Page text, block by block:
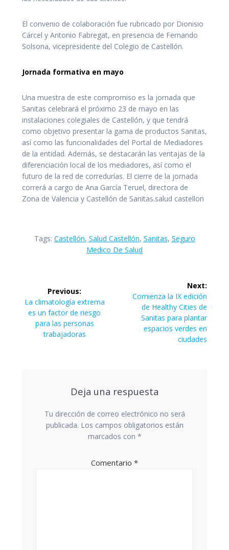
El convenio de colaboración fue rubricado por Dionisio
Cárcel y Antonio Fabregat, en presencia de Fernando
Solsona, vicepresidente del Colegio de Castellón.
Jornada formativa en mayo
Una muestra de este compromiso es la jornada que
Sanitas celebrará el próximo 23 de mayo en las
instalaciones colegiales de Castellón, y que tendrá
como objetivo presentar la gama de productos Sanitas,
así como las funcionalidades del Portal de Mediadores
de la entidad. Además, se destacarán las ventajas de la
diferenciación local de los mediadores, así como el
futuro de la red de corredurías. El cierre de la jornada
correrá a cargo de Ana García Teruel, directora de
Zona de Valencia y Castellón de Sanitas.salud castellon
Tags: Castellón, Salud Castellón, Sanitas, Seguro
Medico De Salud
de
entradas
Previous:
Previous
post:
La climatología extrema
es un factor de riesgo
para las personas
trabajadoras
Next:
Next
post:
Comienza la IX edición
de Healthy Cities de
Sanitas para plantar
espacios verdes en
ciudades
Deja una respuesta
Tu dirección de correo electrónico no será
publicada. Los campos obligatorios están
marcados con *
Comentario *